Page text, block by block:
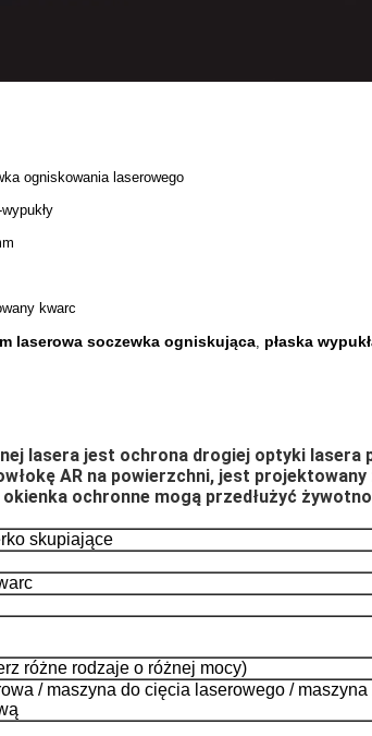
ogniskowania laserowego
wypukły
kwarc
laserowa soczewka ogniskująca, płaska
lasera jest ochrona drogiej optyki lasera
AR na powierzchni, jest
ochronne mogą przedłużyć
skupiające
różne rodzaje o różnej mocy)
/ maszyna do cięcia laserowego / maszyna